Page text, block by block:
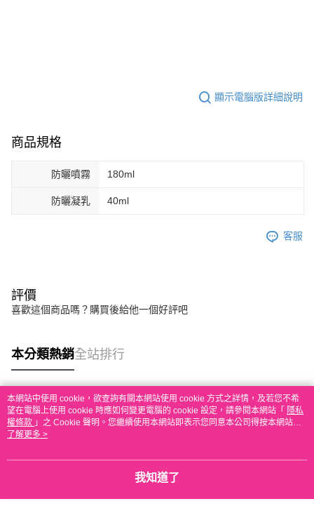
顯示電腦版詳細說明
商品規格
防曬噴霧 180ml
防曬凝乳 40ml
客服
評價
喜歡這個商品嗎？購買後給他一個好評吧
本分類熱銷全站排行
熱門標籤
本網站中使用 cookie，欲查詢有關本網站使用 cookie 方式之詳情，及若您不希
望在電腦上使用 cookie 時應如何變更電腦的 cookie 設定，請參閱本網站「 隱私
權條款 」之 Cookie 聲明。您繼續使用本網站即表示您同意本公司得按本網站使
用條款之 Cookie 聲明使用 cookie。
了解更多 >
我知道了